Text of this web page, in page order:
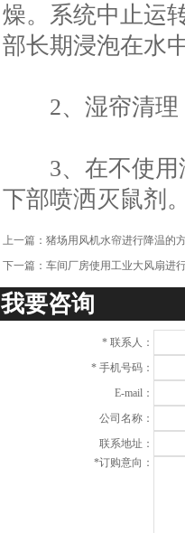
燥。系统中止运
部长期浸泡在水
2、湿帘清理
3、在不使用
下部喷洒灭鼠剂
上一篇： 猪场用风机水帘进行降温的
下一篇： 车间厂房使用工业大风扇进
我要咨询
* 联系人：
* 手机号码：
E-mail：
公司名称：
联系地址：
*订购意向：